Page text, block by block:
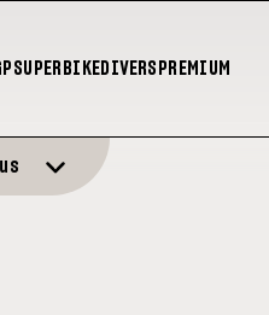
SUPERBIKEDIVERS PREMIUM